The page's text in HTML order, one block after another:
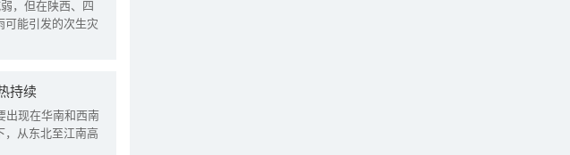
，但在陕西、四
可能引发的次生灾
持续
出现在华南和西南
，从东北至江南高